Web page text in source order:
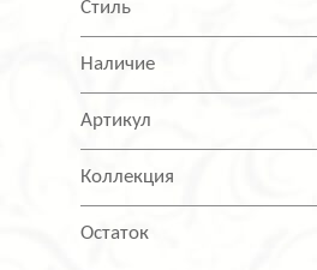
Стиль
Наличие
Артикул
Коллекция
Остаток